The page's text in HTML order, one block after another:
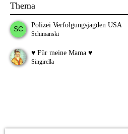
Thema
Polizei Verfolgungsjagden USA
Schimanski
♥ Für meine Mama ♥
Singirella